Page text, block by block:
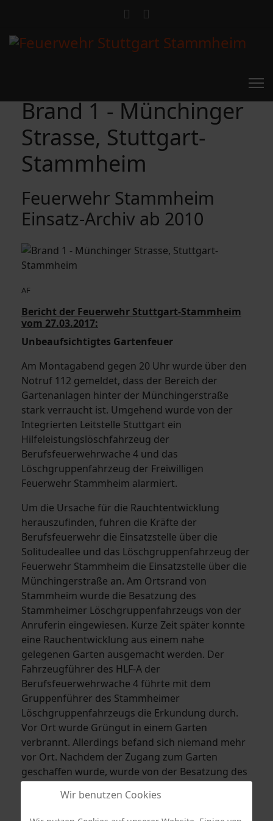
Feuerwehr Stammheim
Einsatz-Archiv ab 2010
Brand 1 - Münchinger
Strasse, Stuttgart-
Stammheim
AF
Bericht der Feuerwehr Stuttgart-Stammheim
vom 27.03.2017:
Unbeaufsichtigtes Gartenfeuer
Am Montagabend gegen 20 Uhr wurde über den
Notruf 112 gemeldet, dass der Bereich der
Gartenanlagen hinter der Münchingerstraße
stark verraucht ist. Umgehend wurde von der
Integrierten Leitstelle Stuttgart ein
Hilfeleistungslöschfahrzeug der
Berufsfeuerwehrwache 4 und das
Löschgruppenfahrzeug der Freiwilligen
Feuerwehr Stammheim alarmiert.
Um die Ursache für die Rauchtentwicklung
herauszufinden, fuhren die Kräfte der
Berufsfeuerwehr die Einsatzstelle über die
Solitudeallee und das Löschgruppenfahrzeug der
Feuerwehr Stammheim die Einsatzstelle über die
Münchingerstraße an. Am Ortsrand von
Stammheim wurde die Besatzung des
Stammheimer Löschgruppenfahrzeugs von der
Anruferin eingewiesen. Kurze Zeit später konnte
eine Rauchentwicklung aus einem nahe
gelegenen Garten ausgemacht werden. Der
Fahrzeugführer des HLF-A der
Berufsfeuerwehrwache 4 führte mit dem
Gruppenführer des Stammheimer
Löschgruppenfahrzeugs die Erkundung durch.
Vor Ort wurde Grüngut in einem Garten
verbrannt. Allerdings befand sich niemand mehr
vor Ort. Nachdem der Zugang zum Garten
geschaffen wurde, wurde von der Besatzung des
Löschgruppenfahrzeugs der Feuerwehr
Stammheim mit dem Schnellangriff das
Gartenfeuer abgelöscht. Der Einsatz war nach ca.
Wir benutzen Cookies